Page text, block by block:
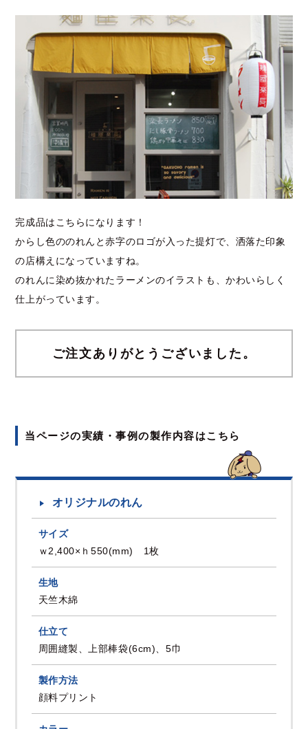
完成品はこちらになります！
からし色ののれんと赤字のロゴが入った提灯で、洒落た印象
の店構えになっていますね。
のれんに染め抜かれたラーメンのイラストも、かわいらしく
仕上がっています。
ご注文ありがとうございました。
当ページの実績・事例の製作内容はこちら
オリジナルのれん
サイズ
ｗ2,400×ｈ550(mm) 1枚
生地
天竺木綿
仕立て
周囲縫製、上部棒袋(6cm)、5巾
製作方法
顔料プリント